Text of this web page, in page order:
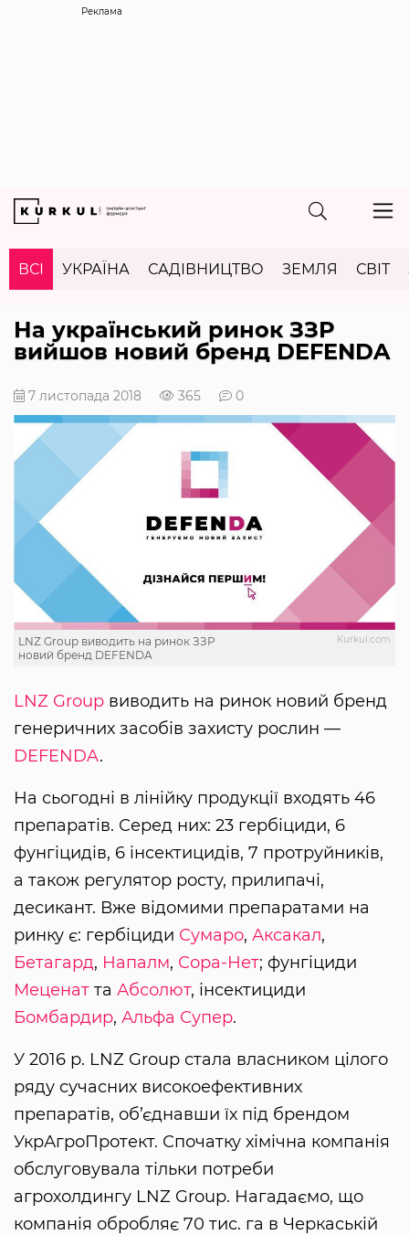
Реклама
ВСІ УКРАЇНА САДІВНИЦТВО ЗЕМЛЯ СВІТ
На український ринок ЗЗР
вийшов новий бренд DEFENDA
7 листопада 2018 365 0
Kurkul.com
LNZ Group виводить на ринок ЗЗР
новий бренд DEFENDA
LNZ Group виводить на ринок новий бренд
генеричних засобів захисту рослин —
DEFENDA.
На сьогодні в лінійку продукції входять 46
препаратів. Серед них: 23 гербіциди, 6
фунгіцидів, 6 інсектицидів, 7 протруйників,
а також регулятор росту, прилипачі,
десикант. Вже відомими препаратами на
ринку є: гербіциди Сумаро, Аксакал,
Бетагард, Напалм, Сора-Нет; фунгіциди
Меценат та Абсолют, інсектициди
Бомбардир, Альфа Супер.
У 2016 р. LNZ Group стала власником цілого
ряду сучасних високоефективних
препаратів, об’єднавши їх під брендом
УкрАгроПротект. Спочатку хімічна компанія
обслуговувала тільки потреби
агрохолдингу LNZ Group. Нагадаємо, що
компанія обробляє 70 тис. га в Черкаській